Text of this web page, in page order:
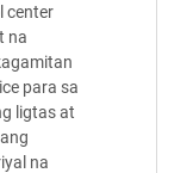
center
na
para sa
ligtas at
na